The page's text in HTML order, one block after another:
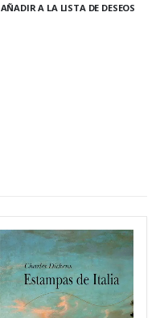
AÑADIR A LA LISTA DE DESEOS